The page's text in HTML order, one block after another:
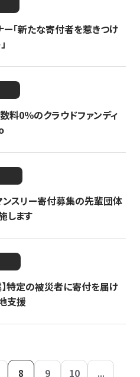
「新たな寄付者を惹きつけ
料0％のクラウドファンディ
ンスリー寄付募集の先輩団体
します
特定の被災者に寄付を届け
支援
8 9 10
...